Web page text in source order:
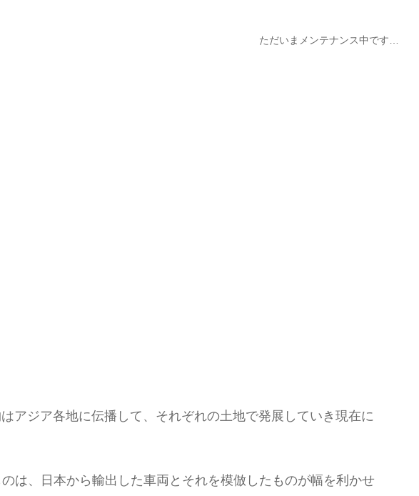
ただいまメンテナンス中です…
アジア各地に伝播して、それぞれの土地で発展していき現在に
は、日本から輸出した車両とそれを模倣したものが幅を利かせ